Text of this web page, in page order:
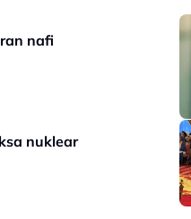
nafi
nuklear